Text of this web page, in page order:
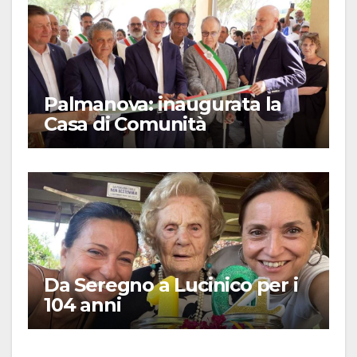
Palmanova: inaugurata la
Casa di Comunità
Da Seregno a Lucinico per i
104 anni